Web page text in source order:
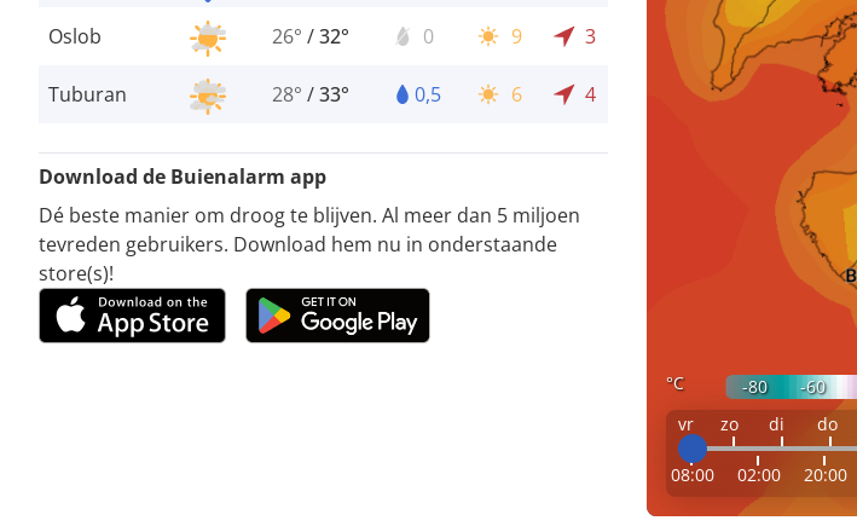
Oslob 26° /32° 0 9 3
Tuburan 28° /33° 0,5 6 4
Download de Buienalarm app
Dé beste manier om droog te blijven. Al meer dan 5 miljoen
tevreden gebruikers. Download hem nu in onderstaande
store(s)!
°C -80 -60
vr
zo di do
08:00 02:00 20:00